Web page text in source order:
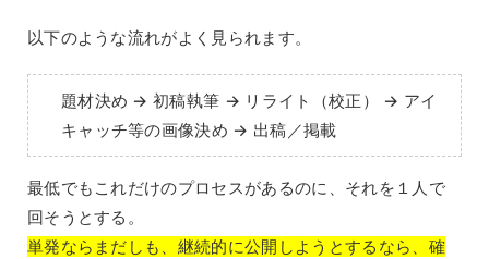
以下のような流れがよく見られます。
題材決め → 初稿執筆 → リライト（校正） → アイ
キャッチ等の画像決め → 出稿／掲載
最低でもこれだけのプロセスがあるのに、それを１人で
回そうとする。
単発ならまだしも、継続的に公開しようとするなら、確